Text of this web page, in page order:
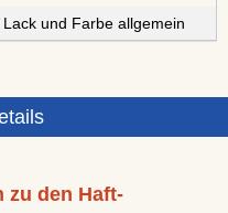
Lack und Farbe allgemein
zu den Haft-